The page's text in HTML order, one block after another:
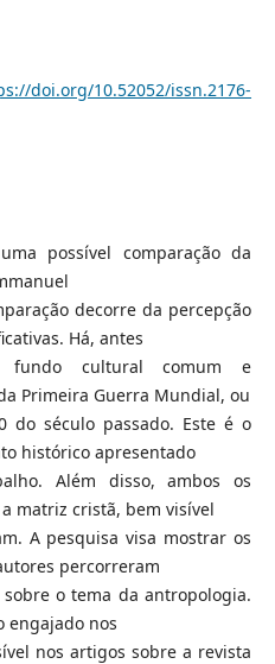
doi.org/10.52052/issn.2176-
possível comparação da
decorre da percepção
Há, antes
cultural comum e
Primeira Guerra Mundial, ou
do século passado. Este é o
histórico apresentado
Além disso, ambos os
matriz cristã, bem visível
A pesquisa visa mostrar os
percorreram
o tema da antropologia.
engajado nos
nos artigos sobre a revista